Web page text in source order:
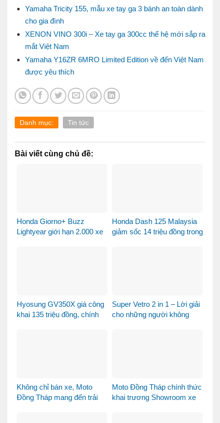
Yamaha Tricity 155, mẫu xe tay ga 3 bánh an toàn dành
cho gia đình
XENON VINO 300i – Xe tay ga 300cc thế hệ mới sắp ra
mắt Việt Nam
Yamaha Y16ZR 6MRO Limited Edition về đến Việt Nam
được yêu thích
Danh mục: Tin tức
Bài viết cùng chủ đề:
Honda Giorno+ Buzz
Lightyear giới hạn 2.000 xe
Honda Dash 125 Malaysia
giảm sốc 14 triệu đồng trong
Hyosung GV350X giá công
khai 135 triệu đồng, chính
Super Vetro 2 in 1 – Lời giải
cho những người không
Không chỉ bán xe, Moto
Đồng Tháp mang đến trải
Moto Đồng Tháp chính thức
khai trương Showroom xe